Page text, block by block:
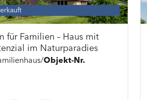
für Familien – Haus mit
im Naturparadies
Objekt-Nr.